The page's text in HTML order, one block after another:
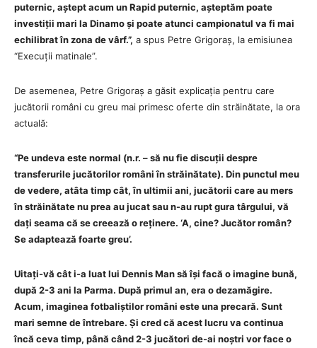
puternic, aștept acum un Rapid puternic, așteptăm poate
investiții mari la Dinamo și poate atunci campionatul va fi mai
echilibrat în zona de vârf.”, a spus Petre Grigoraș, la emisiunea
“Execuții matinale”.
De asemenea, Petre Grigoraș a găsit explicația pentru care
jucătorii români cu greu mai primesc oferte din străinătate, la ora
actuală:
“Pe undeva este normal (n.r. – să nu fie discuții despre
transferurile jucătorilor români în străinătate). Din punctul meu
de vedere, atâta timp cât, în ultimii ani, jucătorii care au mers
în străinătate nu prea au jucat sau n-au rupt gura târgului, vă
dați seama că se creează o reținere. ‘A, cine? Jucător român?
Se adaptează foarte greu’.
Uitați-vă cât i-a luat lui Dennis Man să își facă o imagine bună,
după 2-3 ani la Parma. După primul an, era o dezamăgire.
Acum, imaginea fotbaliștilor români este una precară. Sunt
mari semne de întrebare. Și cred că acest lucru va continua
încă ceva timp, până când 2-3 jucători de-ai noștri vor face o